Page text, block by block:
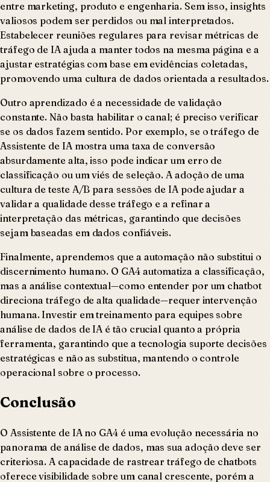
entre marketing, produto e engenharia. Sem isso, insights
valiosos podem ser perdidos ou mal interpretados.
Estabelecer reuniões regulares para revisar métricas de
tráfego de IA ajuda a manter todos na mesma página e a
ajustar estratégias com base em evidências coletadas,
promovendo uma cultura de dados orientada a resultados.
Outro aprendizado é a necessidade de validação
constante. Não basta habilitar o canal; é preciso verificar
se os dados fazem sentido. Por exemplo, se o tráfego de
Assistente de IA mostra uma taxa de conversão
absurdamente alta, isso pode indicar um erro de
classificação ou um viés de seleção. A adoção de uma
cultura de teste A/B para sessões de IA pode ajudar a
validar a qualidade desse tráfego e a refinar a
interpretação das métricas, garantindo que decisões
sejam baseadas em dados confiáveis.
Finalmente, aprendemos que a automação não substitui o
discernimento humano. O GA4 automatiza a classificação,
mas a análise contextual—como entender por um chatbot
direciona tráfego de alta qualidade—requer intervenção
humana. Investir em treinamento para equipes sobre
análise de dados de IA é tão crucial quanto a própria
ferramenta, garantindo que a tecnologia suporte decisões
estratégicas e não as substitua, mantendo o controle
operacional sobre o processo.
Conclusão
O Assistente de IA no GA4 é uma evolução necessária no
panorama de análise de dados, mas sua adoção deve ser
criteriosa. A capacidade de rastrear tráfego de chatbots
oferece visibilidade sobre um canal crescente, porém a